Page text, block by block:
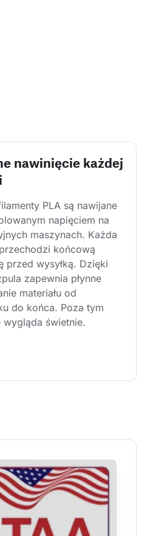
nawinięcie każdej
PLA są nawijane
napięciem na
maszynach. Każda
końcową
przed wysyłką. Dzięki
zapewnia płynne
materiału od
do końca. Poza tym
wygląda świetnie.